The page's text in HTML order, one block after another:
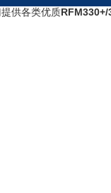
供各类优质RFM330+/